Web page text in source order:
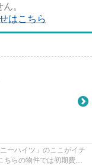
。
はこちら
ーハイツ」のここがイチ
ちらの物件では初期費用